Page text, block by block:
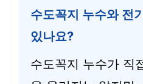
수도꼭지 누수와 전
있나요?
수도꼭지 누수가 직